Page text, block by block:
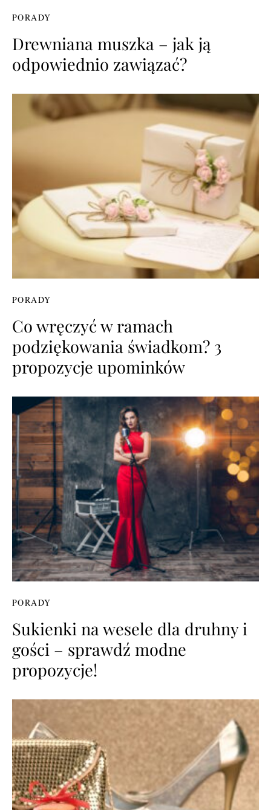
PORADY
Drewniana muszka – jak ją
odpowiednio zawiązać?
PORADY
Co wręczyć w ramach
podziękowania świadkom? 3
propozycje upominków
PORADY
Sukienki na wesele dla druhny i
gości – sprawdź modne
propozycje!